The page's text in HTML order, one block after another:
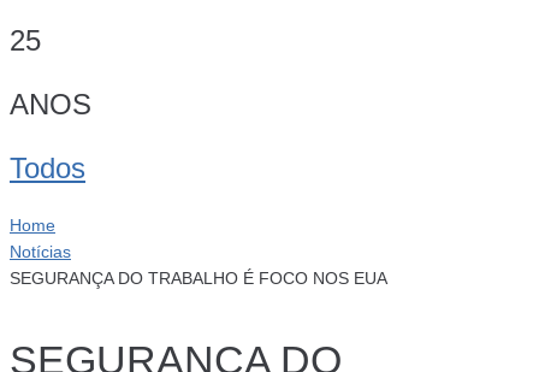
25
ANOS
Todos
Home
Notícias
SEGURANÇA DO TRABALHO É FOCO NOS EUA
SEGURANÇA DO